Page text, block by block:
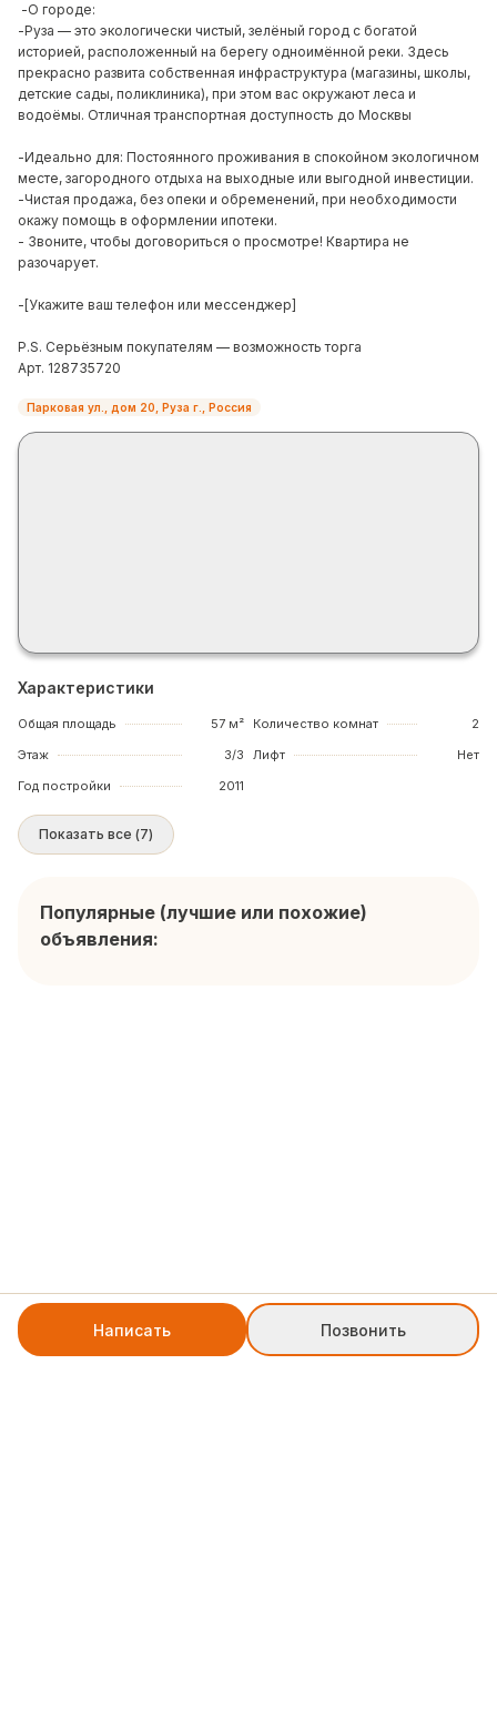
️ -О городе:
-Руза — это экологически чистый, зелёный город с богатой
историей, расположенный на берегу одноимённой реки. Здесь
прекрасно развита собственная инфраструктура (магазины, школы,
детские сады, поликлиника), при этом вас окружают леса и
водоёмы. Отличная транспортная доступность до Москвы
-Идеально для: Постоянного проживания в спокойном экологичном
месте, загородного отдыха на выходные или выгодной инвестиции.
-Чистая продажа, без опеки и обременений, при необходимости
окажу помощь в оформлении ипотеки.
- Звоните, чтобы договориться о просмотре! Квартира не
разочарует.
-[Укажите ваш телефон или мессенджер]
P.S. Серьёзным покупателям — возможность торга
Арт. 128735720
Парковая ул., дом 20, Руза г., Россия
Характеристики
Общая площадь
57 м²
Этаж
3/3
Год постройки
2011
Количество комнат
2
Лифт
Нет
Показать все (7)
Написать Позвонить
Популярные (лучшие или похожие)
объявления: